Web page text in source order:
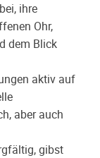
ihre
Ohr,
dem Blick
aktiv auf
aber auch
gibst